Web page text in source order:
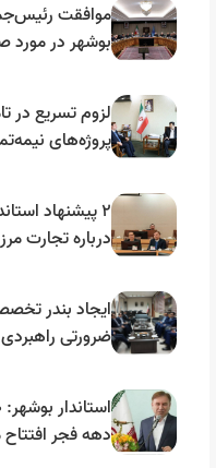
موافقت
بوشهر در
لزوم تسریع در
پروژه‌های
۲ پیشنهاد
درباره تجارت
ایجاد بندر
ضرورتی
دهه فجر